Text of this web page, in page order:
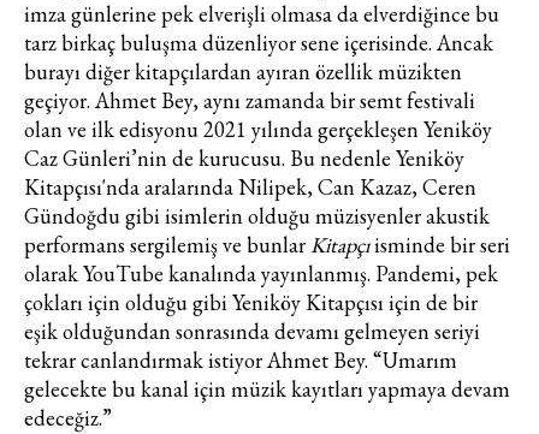
imza günlerine pek elverişli olmasa da elverdiğince bu
tarz birkaç buluşma düzenliyor sene içerisinde. Ancak
burayı diğer kitapçılardan ayıran özellik müzikten
geçiyor. Ahmet Bey, aynı zamanda bir semt festivali
olan ve ilk edisyonu 2021 yılında gerçekleşen Yeniköy
Caz Günleri’nin de kurucusu. Bu nedenle Yeniköy
Kitapçısı'nda aralarında Nilipek, Can Kazaz, Ceren
Gündoğdu gibi isimlerin olduğu müzisyenler akustik
performans sergilemiş ve bunlarKitapçıisminde bir seri
olarak YouTube kanalında yayınlanmış. Pandemi, pek
çokları için olduğu gibi Yeniköy Kitapçısı için de bir
eşik olduğundan sonrasında devamı gelmeyen seriyi
tekrar canlandırmak istiyor Ahmet Bey. “Umarım
gelecekte bu kanal için müzik kayıtları yapmaya devam
edeceğiz.”